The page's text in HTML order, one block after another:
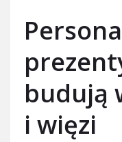
budują
i więzi